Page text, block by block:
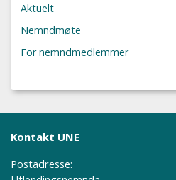
Aktuelt
Nemndmøte
For nemndmedlemmer
Kontakt UNE
Postadresse: